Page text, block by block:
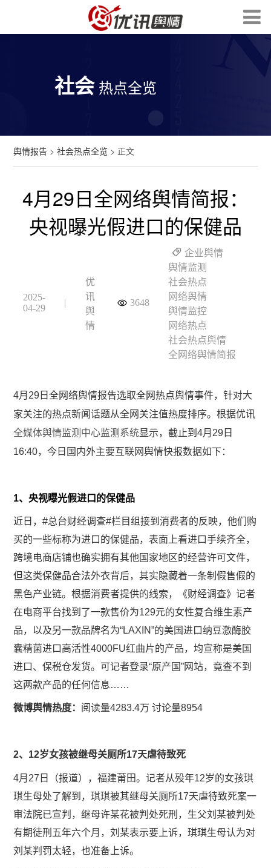
社会 热点全览
舆情报告 >社会热点全览 > 正文
4月29日全网络舆情简报：
央视曝光假进口的保健品
2025-
04-29
|
优
讯
舆
情
3648
企业舆情
舆情监测
社会热点
网络舆情
舆情监控
网络热点
社会热点舆情
全网络舆情简报
​​​​4月29日全网络舆情报告选取全网热点舆情事件，针对大
家关注的热点新闻话题从全网关注值热度排序。根据优讯
全媒体舆情监测中心监测系统显示，截止到4月29日
16:40，今日国内外主要互联网舆情快报数据如下：
1、央视曝光假进口的保健品
近日，#总台财经调查#栏目组接到消费者的反映，他们购
买的一些标称为进口的保健品，表面上看进口手续齐全，
跨境电商店铺也确实拥有其他国家地区的经营许可文件，
但这类保健品合法外衣背后，其实隐藏着一条制假售假的
黑色产业链。根据消费者提供的线索，《财经调查》记者
在电商平台找到了一款售价为129元的女性复合维生素产
品，以及另一款品牌名为“LAXIN”的美国进口纳豆激酶胶
囊精菌进口高活性4000FU红曲片的产品，均宣称是美国
进口、保税仓发货。可记者登录“原产国”网站，竟查不到
这两款产品的任何信息……
微博舆情热度： 阅读量4283.4万 讨论量8954
2、12岁女孩被继母关厕所17天虐待致死
4月27日（报道），福建莆田。记者从殁年12岁的女孩琪
琪生母处了解到，琪琪被其继母关厕所17天虐待致死案一
审法院已宣判，继母许某花被判处死刑，生父刘某被判处
有期徒刑五年六个月，刘某表示要上诉，琪琪生母认为对
刘某判罚太轻，也准备上诉。